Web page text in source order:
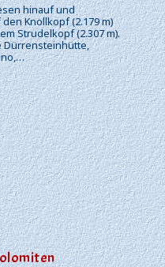
hinauf und
Knollkopf (2.179 m)
Strudelkopf (2.307 m).
Dürrensteinhütte,